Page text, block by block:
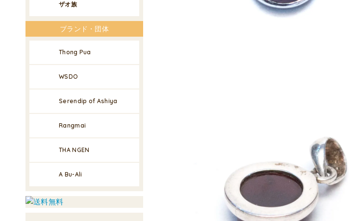
ザオ族
ブランド・団体
Thong Pua
WSDO
Serendip of Ashiya
Rangmai
THA NGEN
A Bu-Ali